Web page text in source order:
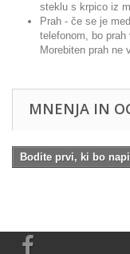
steklu s krpico iz
Prah - če se je
telefonom, bo
Morebiten prah ne
MNENJA IN
Bodite prvi, ki bo